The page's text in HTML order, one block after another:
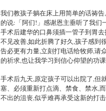
我们教孩子躺在床上用简单的话祷
的说:「阿们!」感谢恩主垂听了我们
手术后建华的口鼻须插一管子到胃
不见改善,如此折腾了好久,孩子感到
告必更有力量,立刻打电话给牧师,请
的祈求,也让我学习到信心仰望的功课
手术后九天,原定孩子可以出院了,但
塞、必须重新打点滴、禁食、禁水,
不出的沮丧,似乎难再承受这新的打